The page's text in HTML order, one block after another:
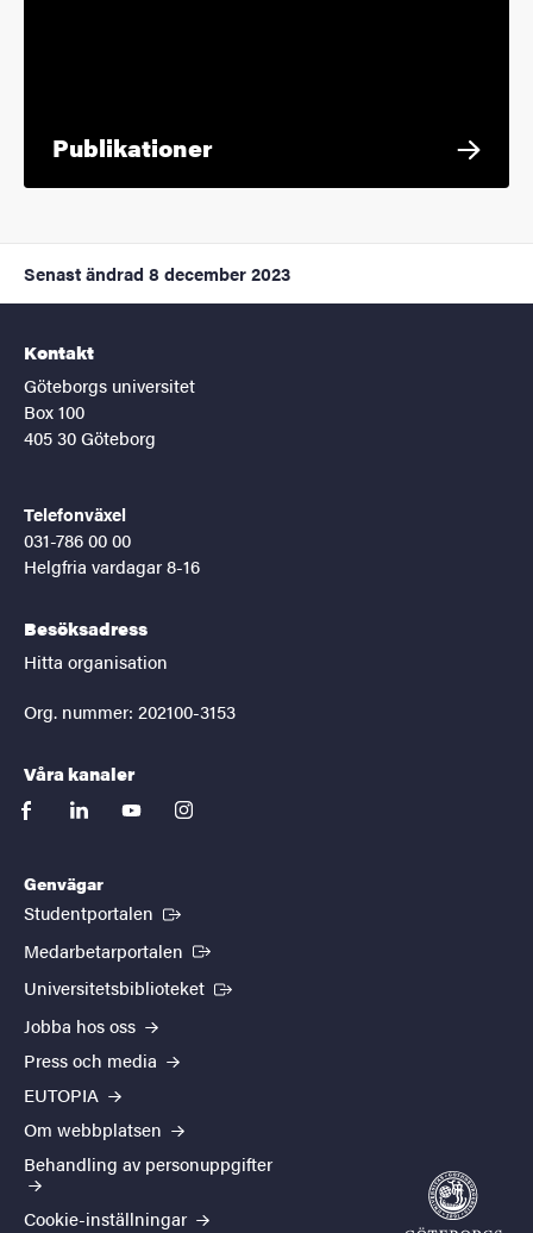
Publikationer
Senast ändrad 8 december 2023
Kontakt
Göteborgs universitet
Box 100
405 30 Göteborg
Telefonväxel
031-786 00 00
Helgfria vardagar 8-16
Besöksadress
Hitta organisation
Org. nummer: 202100-3153
Våra kanaler
facebooklinkedinyoutubeinstagram
Genvägar
Studentportalen (Extern länk)
Medarbetarportalen (Extern länk)
Universitetsbiblioteket (Extern länk)
Jobba hos oss
Press och media
EUTOPIA
Om webbplatsen
Behandling av personuppgifter
Cookie-inställningar